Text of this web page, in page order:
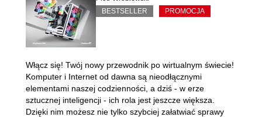
BESTSELLER
PROMOCJA
Włącz się! Twój nowy przewodnik po wirtualnym świecie!
Komputer i Internet od dawna są nieodłącznymi
elementami naszej codzienności, a dziś - w erze
sztucznej inteligencji - ich rola jest jeszcze większa.
Dzięki nim możesz nie tylko szybciej załatwiać sprawy